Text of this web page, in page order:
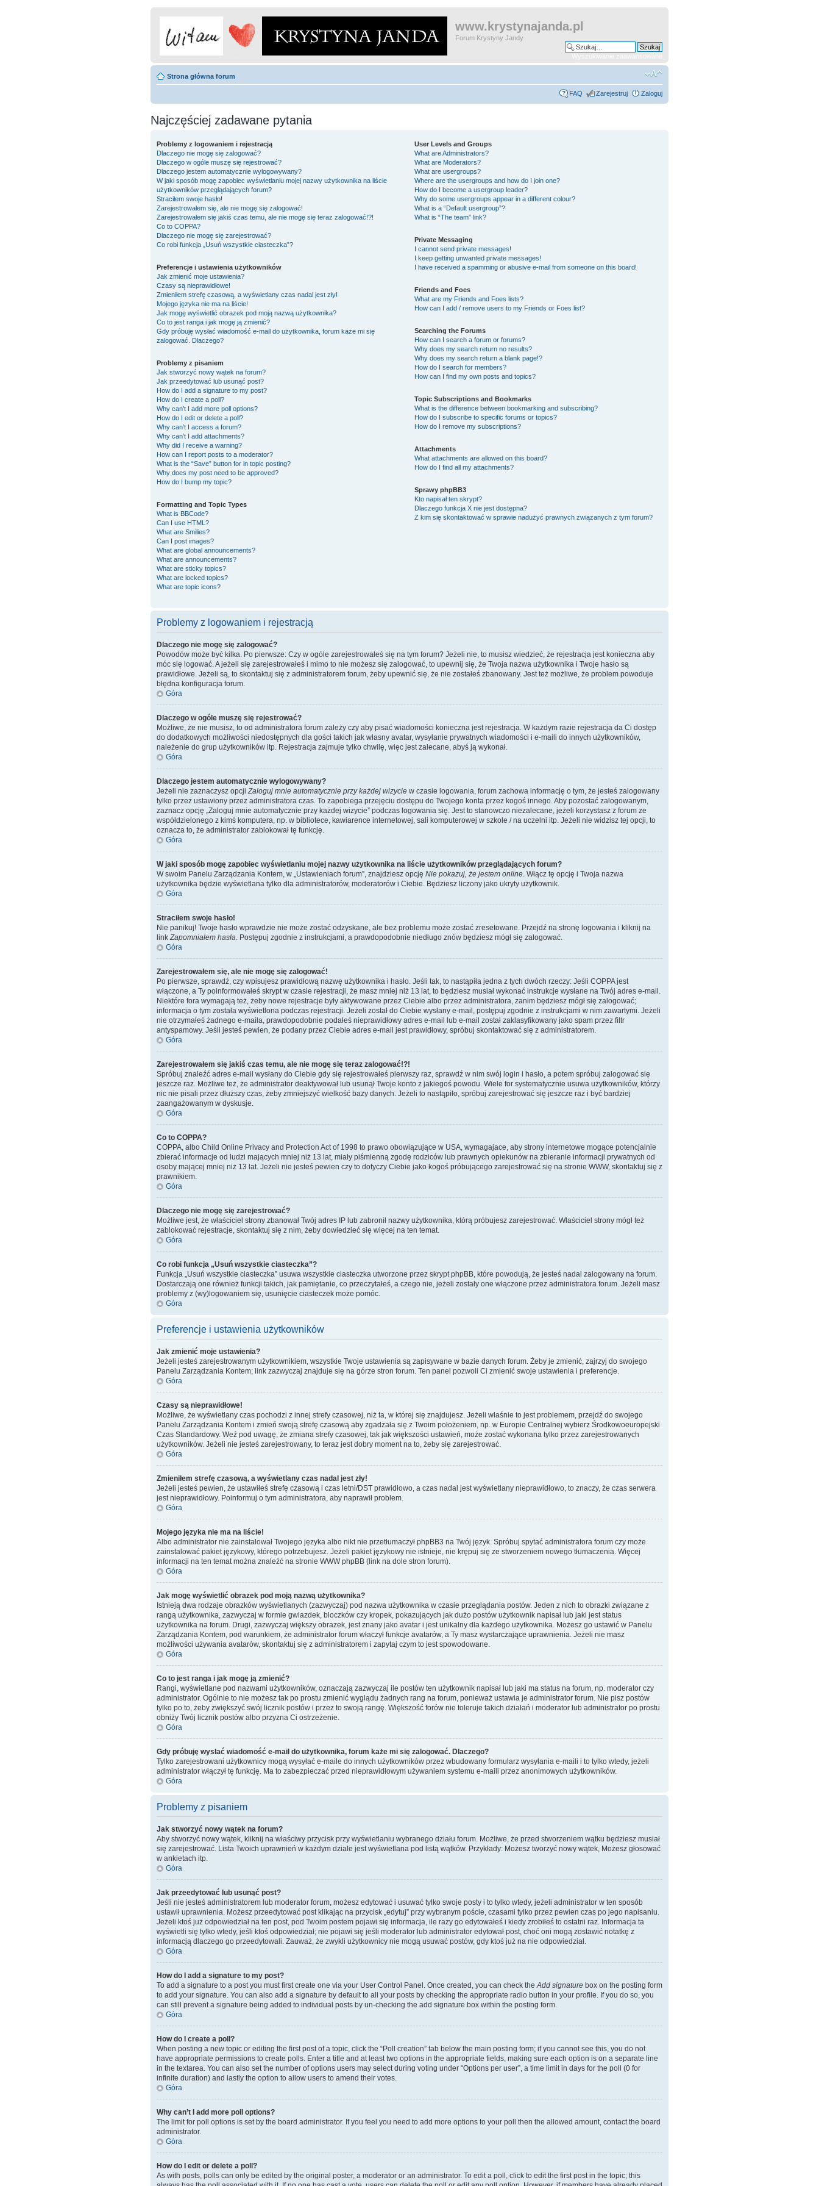
www.krystynajanda.pl
Forum Krystyny Jandy
Strona główna forum
FAQ Zarejestruj Zaloguj
Najczęściej zadawane pytania
Problemy z logowaniem i rejestracją
Dlaczego nie mogę się zalogować?
Dlaczego w ogóle muszę się rejestrować?
Dlaczego jestem automatycznie wylogowywany?
W jaki sposób mogę zapobiec wyświetlaniu mojej nazwy użytkownika na liście
użytkowników przeglądających forum?
Straciłem swoje hasło!
Zarejestrowałem się, ale nie mogę się zalogować!
Zarejestrowałem się jakiś czas temu, ale nie mogę się teraz zalogować!?!
Co to COPPA?
Dlaczego nie mogę się zarejestrować?
Co robi funkcja „Usuń wszystkie ciasteczka”?
Preferencje i ustawienia użytkowników
Jak zmienić moje ustawienia?
Czasy są nieprawidłowe!
Zmieniłem strefę czasową, a wyświetlany czas nadal jest zły!
Mojego języka nie ma na liście!
Jak mogę wyświetlić obrazek pod moją nazwą użytkownika?
Co to jest ranga i jak mogę ją zmienić?
Gdy próbuję wysłać wiadomość e-mail do użytkownika, forum każe mi się
zalogować. Dlaczego?
Problemy z pisaniem
Jak stworzyć nowy wątek na forum?
Jak przeedytować lub usunąć post?
How do I add a signature to my post?
How do I create a poll?
Why can’t I add more poll options?
How do I edit or delete a poll?
Why can’t I access a forum?
Why can’t I add attachments?
Why did I receive a warning?
How can I report posts to a moderator?
What is the “Save” button for in topic posting?
Why does my post need to be approved?
How do I bump my topic?
Formatting and Topic Types
What is BBCode?
Can I use HTML?
What are Smilies?
Can I post images?
What are global announcements?
What are announcements?
What are sticky topics?
What are locked topics?
What are topic icons?
User Levels and Groups
What are Administrators?
What are Moderators?
What are usergroups?
Where are the usergroups and how do I join one?
How do I become a usergroup leader?
Why do some usergroups appear in a different colour?
What is a “Default usergroup”?
What is “The team” link?
Private Messaging
I cannot send private messages!
I keep getting unwanted private messages!
I have received a spamming or abusive e-mail from someone on this board!
Friends and Foes
What are my Friends and Foes lists?
How can I add / remove users to my Friends or Foes list?
Searching the Forums
How can I search a forum or forums?
Why does my search return no results?
Why does my search return a blank page!?
How do I search for members?
How can I find my own posts and topics?
Topic Subscriptions and Bookmarks
What is the difference between bookmarking and subscribing?
How do I subscribe to specific forums or topics?
How do I remove my subscriptions?
Attachments
What attachments are allowed on this board?
How do I find all my attachments?
Sprawy phpBB3
Kto napisał ten skrypt?
Dlaczego funkcja X nie jest dostępna?
Z kim się skontaktować w sprawie nadużyć prawnych związanych z tym forum?
Problemy z logowaniem i rejestracją
Dlaczego nie mogę się zalogować?
Powodów może być kilka. Po pierwsze: Czy w ogóle zarejestrowałeś się na tym forum? Jeżeli nie, to musisz wiedzieć, że rejestracja jest konieczna aby
móc się logować. A jeżeli się zarejestrowałeś i mimo to nie możesz się zalogować, to upewnij się, że Twoja nazwa użytkownika i Twoje hasło są
prawidłowe. Jeżeli są, to skontaktuj się z administratorem forum, żeby upewnić się, że nie zostałeś zbanowany. Jest też możliwe, że problem powoduje
błędna konfiguracja forum.
Góra
Dlaczego w ogóle muszę się rejestrować?
Możliwe, że nie musisz, to od administratora forum zależy czy aby pisać wiadomości konieczna jest rejestracja. W każdym razie rejestracja da Ci dostęp
do dodatkowych możliwości niedostępnych dla gości takich jak własny avatar, wysyłanie prywatnych wiadomości i e-maili do innych użytkowników,
należenie do grup użytkowników itp. Rejestracja zajmuje tylko chwilę, więc jest zalecane, abyś ją wykonał.
Góra
Dlaczego jestem automatycznie wylogowywany?
Jeżeli nie zaznaczysz opcjiZaloguj mnie automatycznie przy każdej wizycie w czasie logowania, forum zachowa informację o tym, że jesteś zalogowany
tylko przez ustawiony przez administratora czas. To zapobiega przejęciu dostępu do Twojego konta przez kogoś innego. Aby pozostać zalogowanym,
zaznacz opcję „Zaloguj mnie automatycznie przy każdej wizycie” podczas logowania się. Jest to stanowczo niezalecane, jeżeli korzystasz z forum ze
współdzielonego z kimś komputera, np. w bibliotece, kawiarence internetowej, sali komputerowej w szkole / na uczelni itp. Jeżeli nie widzisz tej opcji, to
oznacza to, że administrator zablokował tę funkcję.
Góra
W jaki sposób mogę zapobiec wyświetlaniu mojej nazwy użytkownika na liście użytkowników przeglądających forum?
W swoim Panelu Zarządzania Kontem, w „Ustawieniach forum”, znajdziesz opcję Nie pokazuj, że jestem online. Włącz tę opcję i Twoja nazwa
użytkownika będzie wyświetlana tylko dla administratorów, moderatorów i Ciebie. Będziesz liczony jako ukryty użytkownik.
Góra
Straciłem swoje hasło!
Nie panikuj! Twoje hasło wprawdzie nie może zostać odzyskane, ale bez problemu może zostać zresetowane. Przejdź na stronę logowania i kliknij na
linkZapomniałem hasła. Postępuj zgodnie z instrukcjami, a prawdopodobnie niedługo znów będziesz mógł się zalogować.
Góra
Zarejestrowałem się, ale nie mogę się zalogować!
Po pierwsze, sprawdź, czy wpisujesz prawidłową nazwę użytkownika i hasło. Jeśli tak, to nastąpiła jedna z tych dwóch rzeczy: Jeśli COPPA jest
włączone, a Ty poinformowałeś skrypt w czasie rejestracji, że masz mniej niż 13 lat, to będziesz musiał wykonać instrukcje wysłane na Twój adres e-mail.
Niektóre fora wymagają też, żeby nowe rejestracje były aktywowane przez Ciebie albo przez administratora, zanim będziesz mógł się zalogować;
informacja o tym została wyświetlona podczas rejestracji. Jeżeli został do Ciebie wysłany e-mail, postępuj zgodnie z instrukcjami w nim zawartymi. Jeżeli
nie otrzymałeś żadnego e-maila, prawdopodobnie podałeś nieprawidłowy adres e-mail lub e-mail został zaklasyfikowany jako spam przez filtr
antyspamowy. Jeśli jesteś pewien, że podany przez Ciebie adres e-mail jest prawidłowy, spróbuj skontaktować się z administratorem.
Góra
Zarejestrowałem się jakiś czas temu, ale nie mogę się teraz zalogować!?!
Spróbuj znaleźć adres e-mail wysłany do Ciebie gdy się rejestrowałeś pierwszy raz, sprawdź w nim swój login i hasło, a potem spróbuj zalogować się
jeszcze raz. Możliwe też, że administrator deaktywował lub usunął Twoje konto z jakiegoś powodu. Wiele for systematycznie usuwa użytkowników, którzy
nic nie pisali przez dłuższy czas, żeby zmniejszyć wielkość bazy danych. Jeżeli to nastąpiło, spróbuj zarejestrować się jeszcze raz i być bardziej
zaangażowanym w dyskusje.
Góra
Co to COPPA?
COPPA, albo Child Online Privacy and Protection Act of 1998 to prawo obowiązujące w USA, wymagajace, aby strony internetowe mogące potencjalnie
zbierać informacje od ludzi mających mniej niż 13 lat, miały piśmienną zgodę rodziców lub prawnych opiekunów na zbieranie informacji prywatnych od
osoby mającej mniej niż 13 lat. Jeżeli nie jesteś pewien czy to dotyczy Ciebie jako kogoś próbującego zarejestrować się na stronie WWW, skontaktuj się z
prawnikiem.
Góra
Dlaczego nie mogę się zarejestrować?
Możliwe jest, że właściciel strony zbanował Twój adres IP lub zabronił nazwy użytkownika, którą próbujesz zarejestrować. Właściciel strony mógł też
zablokować rejestracje, skontaktuj się z nim, żeby dowiedzieć się więcej na ten temat.
Góra
Co robi funkcja „Usuń wszystkie ciasteczka”?
Funkcja „Usuń wszystkie ciasteczka” usuwa wszystkie ciasteczka utworzone przez skrypt phpBB, które powodują, że jesteś nadal zalogowany na forum.
Dostarczają one również funkcji takich, jak pamiętanie, co przeczytałeś, a czego nie, jeżeli zostały one włączone przez administratora forum. Jeżeli masz
problemy z (wy)logowaniem się, usunięcie ciasteczek może pomóc.
Góra
Preferencje i ustawienia użytkowników
Jak zmienić moje ustawienia?
Jeżeli jesteś zarejestrowanym użytkownikiem, wszystkie Twoje ustawienia są zapisywane w bazie danych forum. Żeby je zmienić, zajrzyj do swojego
Panelu Zarządzania Kontem; link zazwyczaj znajduje się na górze stron forum. Ten panel pozwoli Ci zmienić swoje ustawienia i preferencje.
Góra
Czasy są nieprawidłowe!
Możliwe, że wyświetlany czas pochodzi z innej strefy czasowej, niż ta, w której się znajdujesz. Jeżeli właśnie to jest problemem, przejdź do swojego
Panelu Zarządzania Kontem i zmień swoją strefę czasową aby zgadzała się z Twoim położeniem, np. w Europie Centralnej wybierz Środkowoeuropejski
Czas Standardowy. Weź pod uwagę, że zmiana strefy czasowej, tak jak większości ustawień, może zostać wykonana tylko przez zarejestrowanych
użytkowników. Jeżeli nie jesteś zarejestrowany, to teraz jest dobry moment na to, żeby się zarejestrować.
Góra
Zmieniłem strefę czasową, a wyświetlany czas nadal jest zły!
Jeżeli jesteś pewien, że ustawiłeś strefę czasową i czas letni/DST prawidłowo, a czas nadal jest wyświetlany nieprawidłowo, to znaczy, że czas serwera
jest nieprawidłowy. Poinformuj o tym administratora, aby naprawił problem.
Góra
Mojego języka nie ma na liście!
Albo administrator nie zainstalował Twojego języka albo nikt nie przetłumaczył phpBB3 na Twój język. Spróbuj spytać administratora forum czy może
zainstalować pakiet językowy, którego potrzebujesz. Jeżeli pakiet językowy nie istnieje, nie krępuj się ze stworzeniem nowego tłumaczenia. Więcej
informacji na ten temat można znaleźć na stronie WWW phpBB (link na dole stron forum).
Góra
Jak mogę wyświetlić obrazek pod moją nazwą użytkownika?
Istnieją dwa rodzaje obrazków wyświetlanych (zazwyczaj) pod nazwa użytkownika w czasie przeglądania postów. Jeden z nich to obrazki związane z
rangą użytkownika, zazwyczaj w formie gwiazdek, bloczków czy kropek, pokazujących jak dużo postów użytkownik napisał lub jaki jest status
użytkownika na forum. Drugi, zazwyczaj większy obrazek, jest znany jako avatar i jest unikalny dla każdego użytkownika. Możesz go ustawić w Panelu
Zarządzania Kontem, pod warunkiem, że administrator forum właczył funkcje avatarów, a Ty masz wystarczające uprawnienia. Jeżeli nie masz
możliwości używania avatarów, skontaktuj się z administratorem i zapytaj czym to jest spowodowane.
Góra
Co to jest ranga i jak mogę ją zmienić?
Rangi, wyświetlane pod nazwami użytkowników, oznaczają zazwyczaj ile postów ten użytkownik napisał lub jaki ma status na forum, np. moderator czy
administrator. Ogólnie to nie możesz tak po prostu zmienić wyglądu żadnych rang na forum, ponieważ ustawia je administrator forum. Nie pisz postów
tylko po to, żeby zwiększyć swój licznik postów i przez to swoją rangę. Większość forów nie toleruje takich działań i moderator lub administrator po prostu
obniży Twój licznik postów albo przyzna Ci ostrzeżenie.
Góra
Gdy próbuję wysłać wiadomość e-mail do użytkownika, forum każe mi się zalogować. Dlaczego?
Tylko zarejestrowani użytkownicy mogą wysyłać e-maile do innych użytkowników przez wbudowany formularz wysyłania e-maili i to tylko wtedy, jeżeli
administrator włączył tę funkcję. Ma to zabezpieczać przed nieprawidłowym używaniem systemu e-maili przez anonimowych użytkowników.
Góra
Problemy z pisaniem
Jak stworzyć nowy wątek na forum?
Aby stworzyć nowy wątek, kliknij na właściwy przycisk przy wyświetlaniu wybranego działu forum. Możliwe, że przed stworzeniem wątku będziesz musiał
się zarejestrować. Lista Twoich uprawnień w każdym dziale jest wyświetlana pod listą wątków. Przykłady: Możesz tworzyć nowy wątek, Możesz głosować
w ankietach itp.
Góra
Jak przeedytować lub usunąć post?
Jeśli nie jesteś administratorem lub moderator forum, możesz edytować i usuwać tylko swoje posty i to tylko wtedy, jeżeli administrator w ten sposób
ustawił uprawnienia. Możesz przeedytować post klikając na przycisk „edytuj” przy wybranym poście, czasami tylko przez pewien czas po jego napisaniu.
Jeżeli ktoś już odpowiedział na ten post, pod Twoim postem pojawi się informacja, ile razy go edytowałeś i kiedy zrobiłeś to ostatni raz. Informacja ta
wyświetli się tylko wtedy, jeśli ktoś odpowiedział; nie pojawi się jeśli moderator lub administrator edytował post, choć oni mogą zostawić notatkę z
informacją dlaczego go przeedytowali. Zauważ, że zwykli użytkownicy nie mogą usuwać postów, gdy ktoś już na nie odpowiedział.
Góra
How do I add a signature to my post?
To add a signature to a post you must first create one via your User Control Panel. Once created, you can check theAdd signature box on the posting form
to add your signature. You can also add a signature by default to all your posts by checking the appropriate radio button in your profile. If you do so, you
can still prevent a signature being added to individual posts by un-checking the add signature box within the posting form.
Góra
How do I create a poll?
When posting a new topic or editing the first post of a topic, click the “Poll creation” tab below the main posting form; if you cannot see this, you do not
have appropriate permissions to create polls. Enter a title and at least two options in the appropriate fields, making sure each option is on a separate line
in the textarea. You can also set the number of options users may select during voting under “Options per user”, a time limit in days for the poll (0 for
infinite duration) and lastly the option to allow users to amend their votes.
Góra
Why can’t I add more poll options?
The limit for poll options is set by the board administrator. If you feel you need to add more options to your poll then the allowed amount, contact the board
administrator.
Góra
How do I edit or delete a poll?
As with posts, polls can only be edited by the original poster, a moderator or an administrator. To edit a poll, click to edit the first post in the topic; this